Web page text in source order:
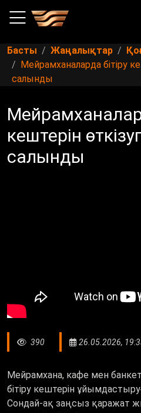
Басты Жаңалықтар
Мейрамханаларда бітіру
салынды
кештерін
салынды
390 26.05.2026,
Мейрамхана, кафе мен
бітіру кештерін
Сондай-ақ заңсыз қаражат